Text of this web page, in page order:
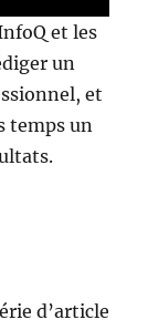
et les
un
et
temps un
d’article